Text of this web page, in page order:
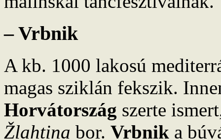
– Vrbnik
A kb. 1000 lakosú
magas sziklán fekszik.
Horvátország szerte
Žlahtina bor. Vrbnik a